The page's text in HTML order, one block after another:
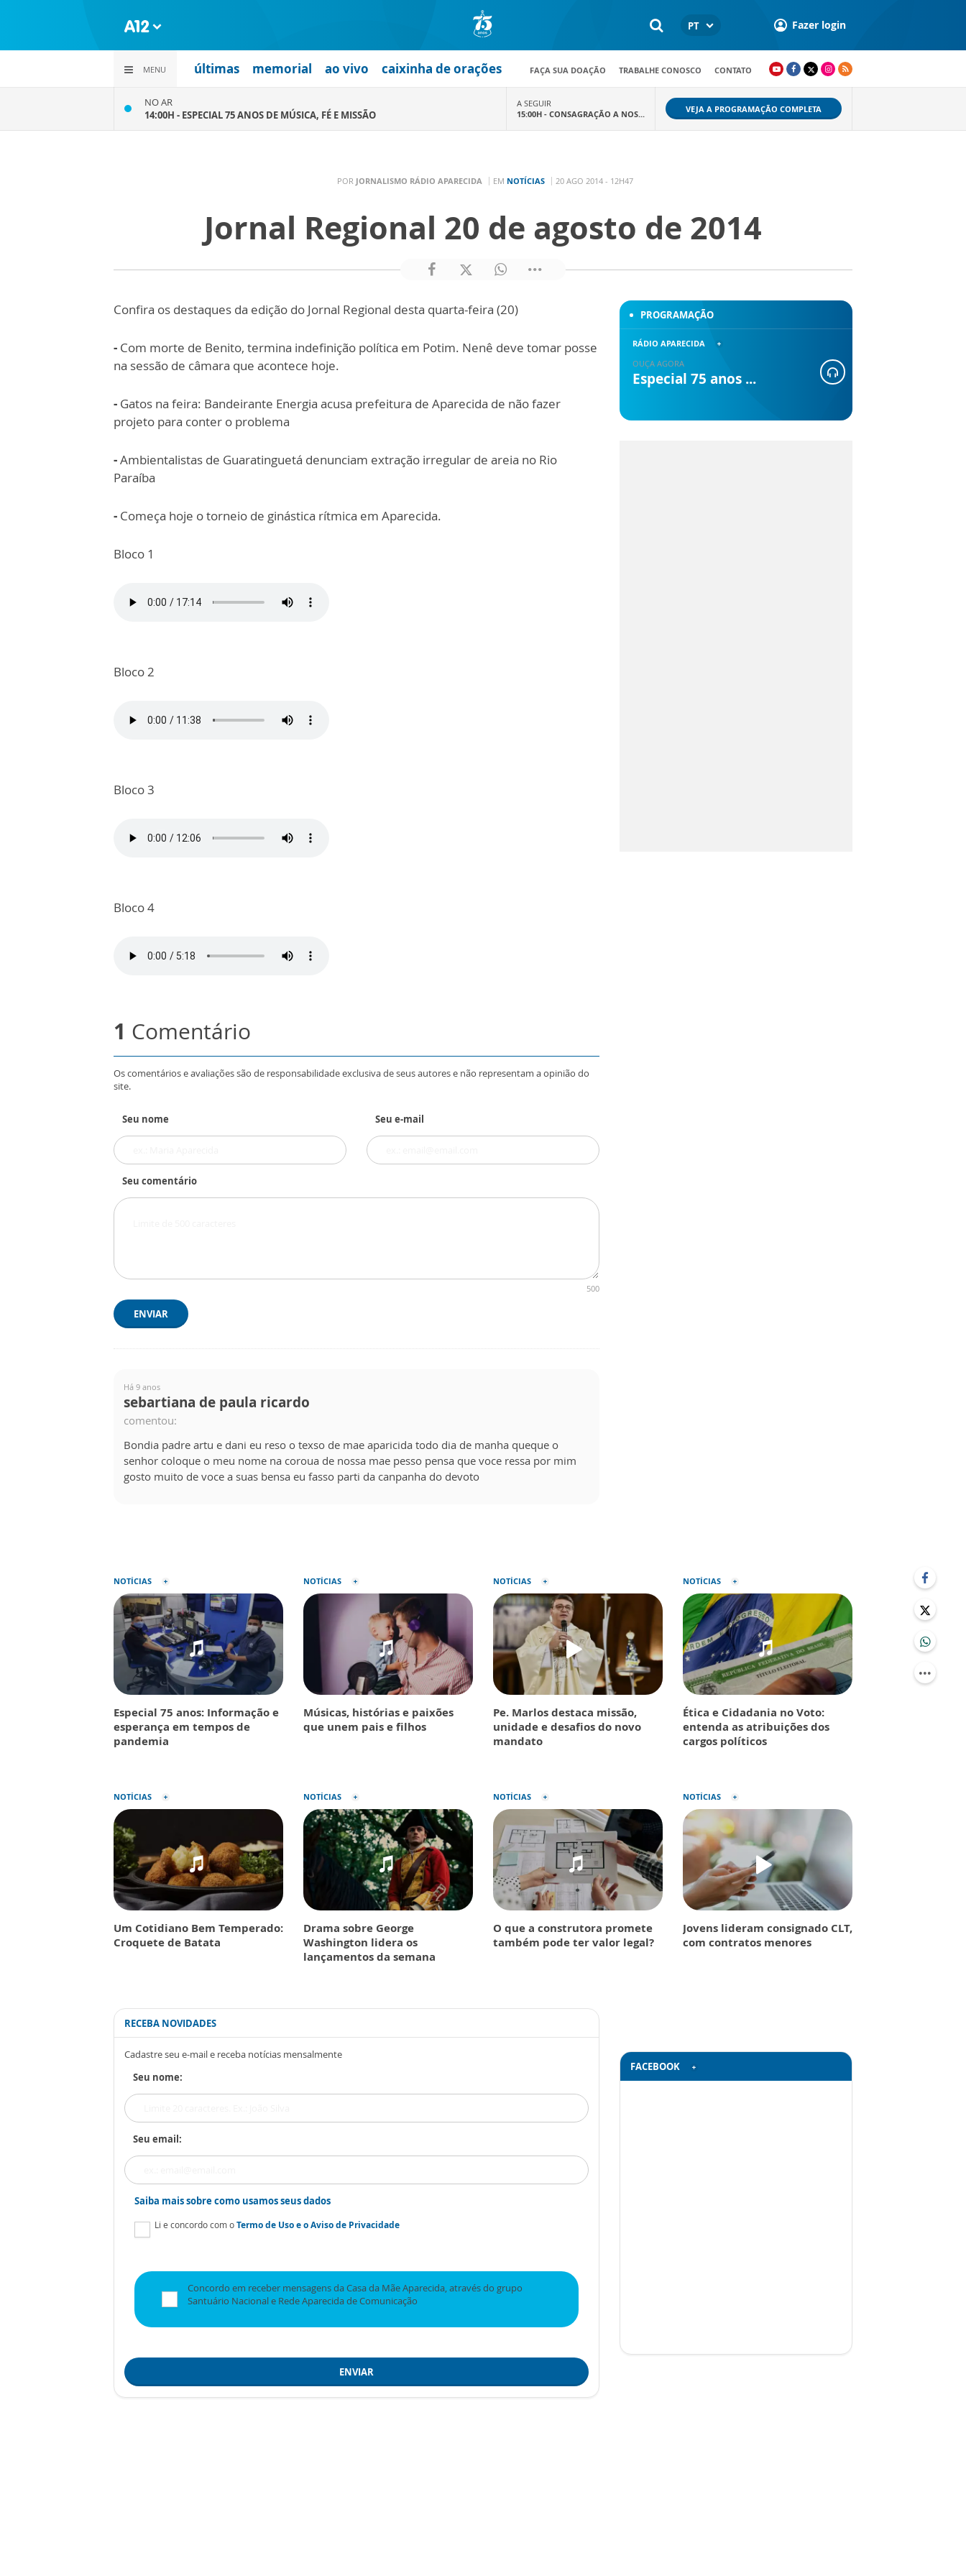
PT Fazer login
MENU últimas memorial ao vivo caixinha de orações FAÇA SUA DOAÇÃO TRABALHE CONOSCO CONTATO
NO AR
14:00H - ESPECIAL 75 ANOS DE MÚSICA, FÉ E MISSÃO
A SEGUIR
15:00H - CONSAGRAÇÃO A NOS... VEJA A PROGRAMAÇÃO COMPLETA
POR JORNALISMO RÁDIO APARECIDA EM NOTÍCIAS 20 AGO 2014 - 12H47
Jornal Regional 20 de agosto de 2014
Confira os destaques da edição do Jornal Regional desta quarta-feira (20)
- Com morte de Benito, termina indefinição política em Potim. Nenê deve tomar posse
na sessão de câmara que acontece hoje.
- Gatos na feira: Bandeirante Energia acusa prefeitura de Aparecida de não fazer
projeto para conter o problema
-Ambientalistas de Guaratinguetá denunciam extração irregular de areia no Rio
Paraíba
- Começa hoje o torneio de ginástica rítmica em Aparecida.
Bloco 1
Bloco 2
Bloco 3
Bloco 4
1 Comentário
Os comentários e avaliações são de responsabilidade exclusiva de seus autores e não representam a opinião do
site.
Seu nome Seu e-mail
Seu comentário
500
ENVIAR
Há 9 anos
sebartiana de paula ricardo
comentou:
Bondia padre artu e dani eu reso o texso de mae aparicida todo dia de manha queque o
senhor coloque o meu nome na coroua de nossa mae pesso pensa que voce ressa por mim
gosto muito de voce a suas bensa eu fasso parti da canpanha do devoto
PROGRAMAÇÃO
RÁDIO APARECIDA
OUÇA AGORA
Especial 75 anos ...
NOTÍCIAS
Especial 75 anos: Informação e
esperança em tempos de
pandemia
NOTÍCIAS
Músicas, histórias e paixões
que unem pais e filhos
NOTÍCIAS
Pe. Marlos destaca missão,
unidade e desafios do novo
mandato
NOTÍCIAS
Ética e Cidadania no Voto:
entenda as atribuições dos
cargos políticos
NOTÍCIAS
Um Cotidiano Bem Temperado:
Croquete de Batata
NOTÍCIAS
Drama sobre George
Washington lidera os
lançamentos da semana
NOTÍCIAS
O que a construtora promete
também pode ter valor legal?
NOTÍCIAS
Jovens lideram consignado CLT,
com contratos menores
RECEBA NOVIDADES
Cadastre seu e-mail e receba notícias mensalmente
Seu nome:
Seu email:
Saiba mais sobre como usamos seus dados
Li e concordo com oTermo de Usoe oAviso de Privacidade
Concordo em receber mensagens da Casa da Mãe Aparecida, através do grupo
Santuário Nacional e Rede Aparecida de Comunicação
ENVIAR
FACEBOOK